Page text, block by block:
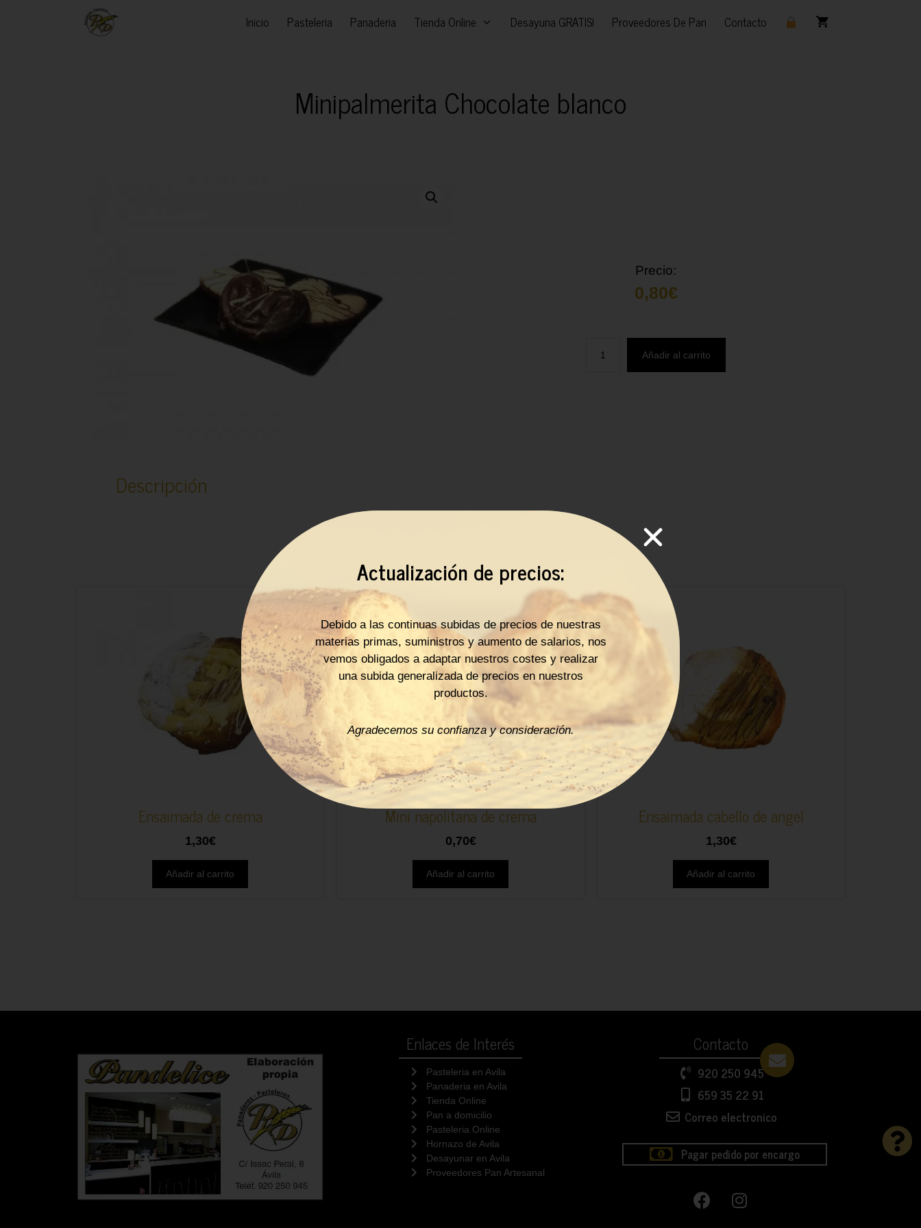
Inicio Pasteleria Panaderia Tienda Online Desayuna GRATIS! Proveedores De Pan Contacto
Minipalmerita Chocolate blanco
Precio:
0,80€
Añadir al carrito
Descripción
También te recomendamos..
Ensaimada de crema
1,30€
Añadir al carrito
Mini napolitana de crema
0,70€
Añadir al carrito
Ensaimada cabello de angel
1,30€
Añadir al carrito
Enlaces de Interés
Pasteleria en Avila
Panaderia en Avila
Tienda Online
Pan a domicilio
Pasteleria Online
Hornazo de Avila
Desayunar en Avila
Proveedores Pan Artesanal
Contacto
920 250 945
659 35 22 91
Correo electronico
Pagar pedido por encargo
Actualización de precios:
Debido a las continuas subidas de precios de nuestras
materias primas, suministros y aumento de salarios, nos
vemos obligados a adaptar nuestros costes y realizar
una subida generalizada de precios en nuestros
productos.
Agradecemos su confianza y consideración.